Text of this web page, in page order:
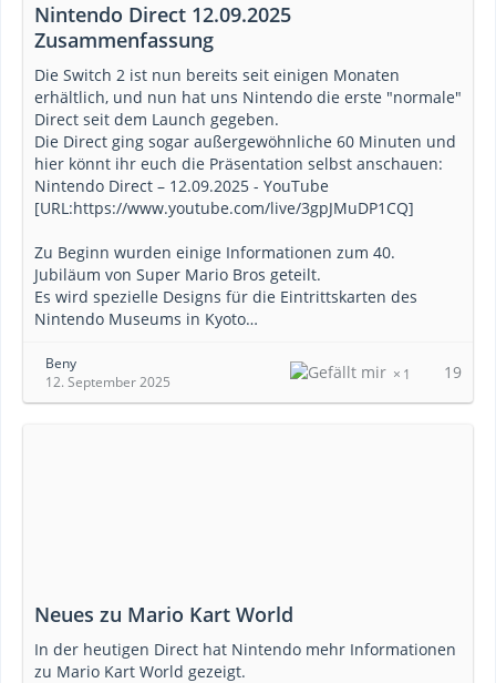
Nintendo Direct 12.09.2025
Zusammenfassung
Die Switch 2 ist nun bereits seit einigen Monaten
erhältlich, und nun hat uns Nintendo die erste "normale"
Direct seit dem Launch gegeben.
Die Direct ging sogar außergewöhnliche 60 Minuten und
hier könnt ihr euch die Präsentation selbst anschauen:
Nintendo Direct – 12.09.2025 - YouTube
[URL:https://www.youtube.com/live/3gpJMuDP1CQ]
Zu Beginn wurden einige Informationen zum 40.
Jubiläum von Super Mario Bros geteilt.
Es wird spezielle Designs für die Eintrittskarten des
Nintendo Museums in Kyoto…
Beny
12. September 2025
1 19
Neues zu Mario Kart World
In der heutigen Direct hat Nintendo mehr Informationen
zu Mario Kart World gezeigt.